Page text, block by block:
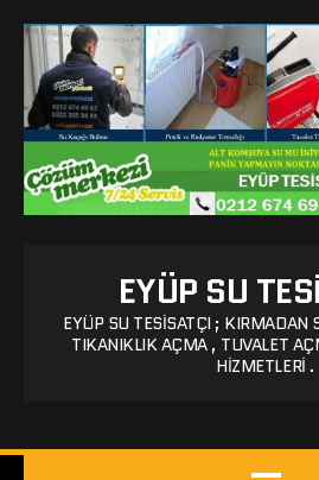
EYÜP SU
EYÜP SU TESISATÇI ; KIRMADAN
TIKANIKLIK AÇMA , TUVALET
HIZMETLERI .